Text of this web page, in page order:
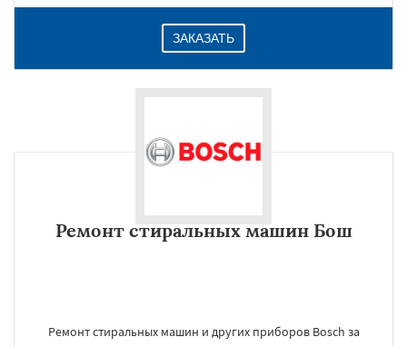
ЗАКАЗАТЬ
Ремонт стиральных машин Бош
Ремонт стиральных машин и других приборов Bosch за